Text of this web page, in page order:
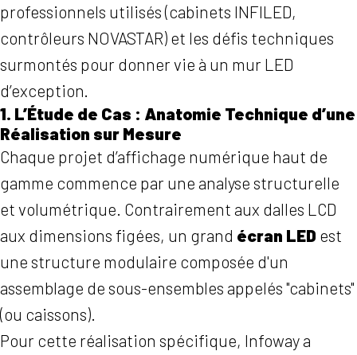
professionnels utilisés (cabinets INFILED,
contrôleurs NOVASTAR) et les défis techniques
surmontés pour donner vie à un mur LED
d’exception.
1. L’Étude de Cas : Anatomie Technique d’une
Réalisation sur Mesure
Chaque projet d’affichage numérique haut de
gamme commence par une analyse structurelle
et volumétrique. Contrairement aux dalles LCD
aux dimensions figées, un grand écran LED est
une structure modulaire composée d'un
assemblage de sous-ensembles appelés "cabinets"
(ou caissons).
Pour cette réalisation spécifique, Infoway a